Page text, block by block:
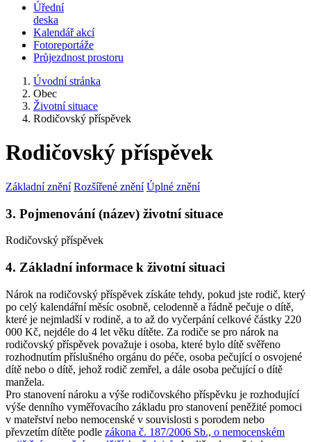
Úřední
deska
Kalendář akcí
Fotoreportáže
Průjezdnost prostoru
Úvodní stránka
Obec
Životní situace
Rodičovský příspěvek
Rodičovský příspěvek
Základní znění Rozšířené znění Úplné znění
3. Pojmenování (název) životní situace
Rodičovský příspěvek
4. Základní informace k životní situaci
Nárok na rodičovský příspěvek získáte tehdy, pokud jste rodič, který
po celý kalendářní měsíc osobně, celodenně a řádně pečuje o dítě,
které je nejmladší v rodině, a to až do vyčerpání celkové částky 220
000 Kč, nejdéle do 4 let věku dítěte. Za rodiče se pro nárok na
rodičovský příspěvek považuje i osoba, které bylo dítě svěřeno
rozhodnutím příslušného orgánu do péče, osoba pečující o osvojené
dítě nebo o dítě, jehož rodič zemřel, a dále osoba pečující o dítě
manžela.
Pro stanovení nároku a výše rodičovského příspěvku je rozhodující
výše denního vyměřovacího základu pro stanovení peněžité pomoci
v mateřství nebo nemocenské v souvislosti s porodem nebo
převzetím dítěte podle zákona č. 187/2006 Sb., o nemocenském